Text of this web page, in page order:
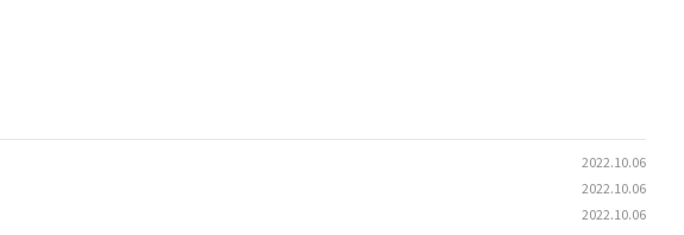
2022.10.06
2022.10.06
2022.10.06